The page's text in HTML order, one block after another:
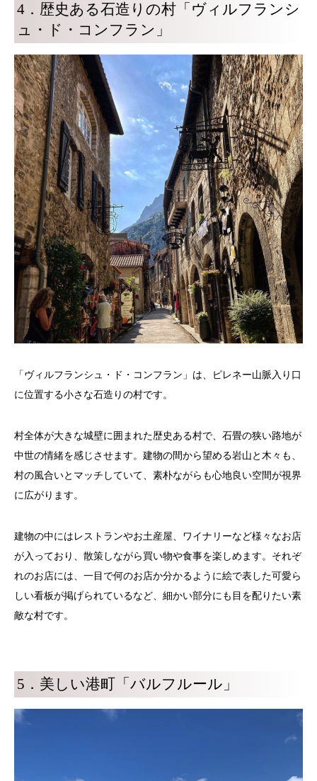
4．歴史ある石造りの村「ヴィルフランシ
ュ・ド・コンフラン」
「ヴィルフランシュ・ド・コンフラン」は、ピレネー山脈入り口
に位置する小さな石造りの村です。
村全体が大きな城壁に囲まれた歴史ある村で、石畳の狭い路地が
中世の情緒を感じさせます。建物の間から望める岩山と木々も、
村の風合いとマッチしていて、素朴ながらも心地良い空間が視界
に広がります。
建物の中にはレストランやお土産屋、ワイナリーなど様々なお店
が入っており、散策しながら買い物や食事を楽しめます。それぞ
れのお店には、一目で何のお店か分かるように絵で表した可愛ら
しい看板が掲げられているなど、細かい部分にも目を配りたい素
敵な村です。
5．美しい港町「バルフルール」